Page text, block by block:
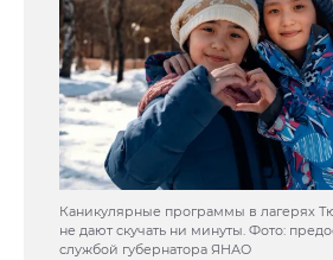
Каникулярные программы в лагерях
не дают скучать ни минуты. Фото:
службой губернатора ЯНАО